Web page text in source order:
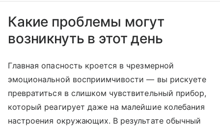
Какие проблемы могут
возникнуть в этот день
Главная опасность кроется в чрезмерной
эмоциональной восприимчивости — вы рискуете
превратиться в слишком чувствительный прибор,
который реагирует даже на малейшие колебания
настроения окружающих. В результате обычный